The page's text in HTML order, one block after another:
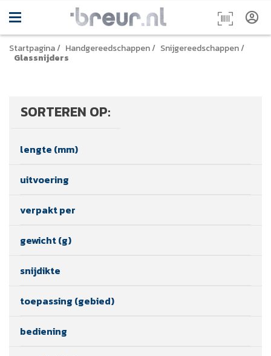
Startpagina/ Handgereedschappen/ Snijgereedschappen/
Glassnijders
SORTEREN OP:
lengte (mm)
uitvoering
verpakt per
gewicht (g)
snijdikte
toepassing (gebied)
bediening